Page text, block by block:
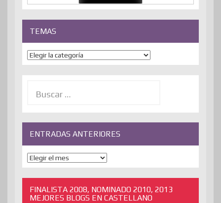
TEMAS
Temas
ENTRADAS ANTERIORES
ENTRADAS
ANTERIORES
FINALISTA 2008, NOMINADO 2010, 2013
MEJORES BLOGS EN CASTELLANO